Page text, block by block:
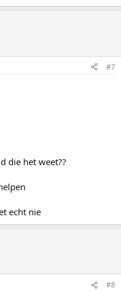
#7
die het weet??
echt nie
#8